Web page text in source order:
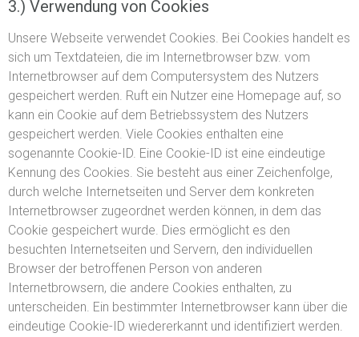
3.) Verwendung von Cookies
Unsere Webseite verwendet Cookies. Bei Cookies handelt es
sich um Textdateien, die im Internetbrowser bzw. vom
Internetbrowser auf dem Computersystem des Nutzers
gespeichert werden. Ruft ein Nutzer eine Homepage auf, so
kann ein Cookie auf dem Betriebssystem des Nutzers
gespeichert werden. Viele Cookies enthalten eine
sogenannte Cookie-ID. Eine Cookie-ID ist eine eindeutige
Kennung des Cookies. Sie besteht aus einer Zeichenfolge,
durch welche Internetseiten und Server dem konkreten
Internetbrowser zugeordnet werden können, in dem das
Cookie gespeichert wurde. Dies ermöglicht es den
besuchten Internetseiten und Servern, den individuellen
Browser der betroffenen Person von anderen
Internetbrowsern, die andere Cookies enthalten, zu
unterscheiden. Ein bestimmter Internetbrowser kann über die
eindeutige Cookie-ID wiedererkannt und identifiziert werden.